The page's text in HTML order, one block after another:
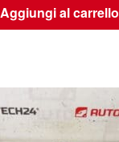
Aggiungi al carrello